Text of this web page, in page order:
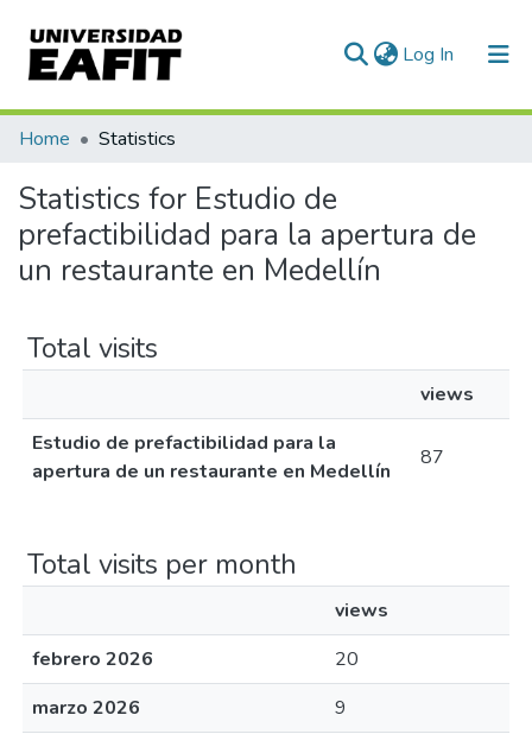
Log In (current)
Communities & Collections
All of DSpace
Home Statistics
Statistics for Estudio de
prefactibilidad para la apertura de
un restaurante en Medellín
Total visits
views
Estudio de prefactibilidad para la
apertura de un restaurante en Medellín
87
Total visits per month
views
febrero 2026
20
marzo 2026
9